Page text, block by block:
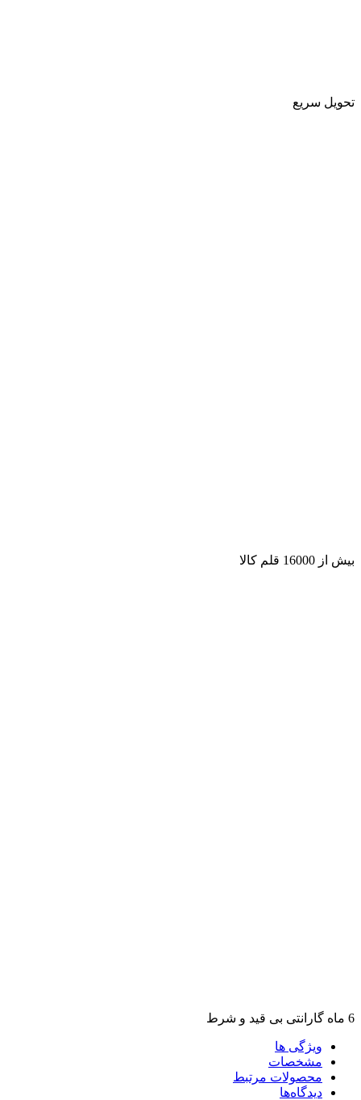
تحویل سریع
بیش از 16000 قلم کالا
6 ماه گارانتی بی قید و شرط
ویژگی ها
مشخصات
محصولات مرتبط
دیدگاه‌ها